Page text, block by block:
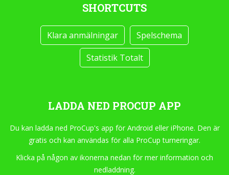
SHORTCUTS
Klara anmälningar
Spelschema
Statistik Totalt
LADDA NED PROCUP APP
Du kan ladda ned ProCup's app för Android eller iPhone. Den är
gratis och kan användas för alla ProCup turneringar.
Klicka på någon av ikonerna nedan för mer information och
nedladdning.